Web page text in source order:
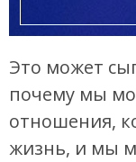
Это может
почему мы
отношения,
жизнь, и мы